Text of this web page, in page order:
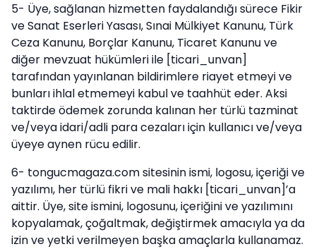
5- Üye, sağlanan hizmetten faydalandığı sürece Fikir
ve Sanat Eserleri Yasası, Sınai Mülkiyet Kanunu, Türk
Ceza Kanunu, Borçlar Kanunu, Ticaret Kanunu ve
diğer mevzuat hükümleri ile [ticari_unvan]
tarafından yayınlanan bildirimlere riayet etmeyi ve
bunları ihlal etmemeyi kabul ve taahhüt eder. Aksi
taktirde ödemek zorunda kalınan her türlü tazminat
ve/veya idari/adli para cezaları için kullanıcı ve/veya
üyeye aynen rücu edilir.
6- tongucmagaza.com sitesinin ismi, logosu, içeriği ve
yazılımı, her türlü fikri ve mali hakkı [ticari_unvan]’a
aittir. Üye, site ismini, logosunu, içeriğini ve yazılımını
kopyalamak, çoğaltmak, değiştirmek amacıyla ya da
izin ve yetki verilmeyen başka amaçlarla kullanamaz.